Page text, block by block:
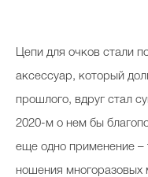
Цепи для очков стали
аксессуар, который
прошлого, вдруг стал
2020-м о нем бы
еще одно применение –
ношения